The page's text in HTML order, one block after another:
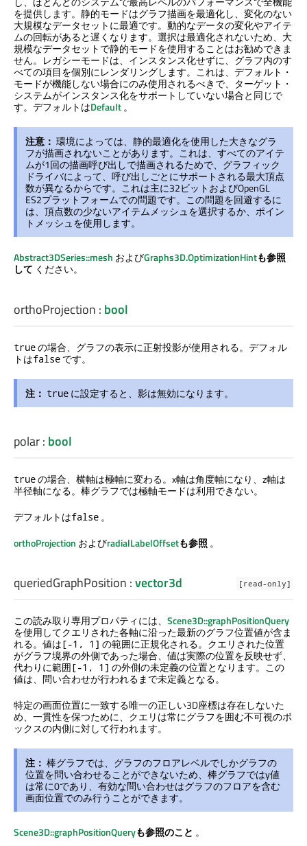
を提供します。静的モードはグラフ描画を最適化し、変化のない
大規模なデータセットに最適です。動的なデータの変化やアイテ
ムの回転があると遅くなります。選択は最適化されないため、大
規模なデータセットで静的モードを使用することはお勧めできま
せん。レガシーモードは、インスタンス化せずに、グラフ内のす
べての項目を個別にレンダリングします。これは、デフォルト・
モードが機能しない場合にのみ使用されるべきで、ターゲット・
システムがインスタンス化をサポートしていない場合と同じで
す。デフォルトはDefault。
注意： 環境によっては、静的最適化を使用した大きなグラ
フが描画されないことがあります。これは、すべてのアイテ
ムが1回の描画呼び出しで描画されるためで、グラフィック
ドライバによって、呼び出しごとにサポートされる最大頂点
数が異なるからです。これは主に32ビットおよびOpenGL
ES2プラットフォームでの問題です。この問題を回避するに
は、頂点数の少ないアイテムメッシュを選択するか、ポイン
トメッシュを使用します。
Abstract3DSeries::mesh およびGraphs3D.OptimizationHintも参照
して ください。
orthoProjection : bool
trueの場合、グラフの表示に正射投影が使用される。デフォル
トはfalse です。
注： true に設定すると、影は無効になります。
polar: bool
trueの場合、横軸は極軸に変わる。x軸は角度軸になり、z軸は
半径軸になる。棒グラフでは極軸モードは利用できない。
デフォルトはfalse 。
orthoProjection およびradialLabelOffsetも参照 。
queriedGraphPosition :vector3d [read-only]
この読み取り専用プロパティには、 Scene3D::graphPositionQuery
を使用してクエリされた各軸に沿った最新のグラフ位置値が含ま
れる。値は[-1, 1] の範囲に正規化される。クエリされた位置
がグラフ境界の外側であった場合、値は実際の位置を反映せず、
代わりに範囲[-1, 1] の外側の未定義の位置となります。この
値は、問い合わせが行われるまで未定義となる。
特定の画面位置に一致する唯一の正しい3D座標は存在しないた
め、一貫性を保つために、クエリは常にグラフを囲む不可視のボ
ックスの内側に対して行われます。
注： 棒グラフでは、グラフのフロアレベルでしかグラフの
位置を問い合わせることができないため、棒グラフではy値
は常に0であり、有効な問い合わせはグラフのフロアを含む
画面位置でのみ行うことができます。
Scene3D::graphPositionQueryも参照のこと 。